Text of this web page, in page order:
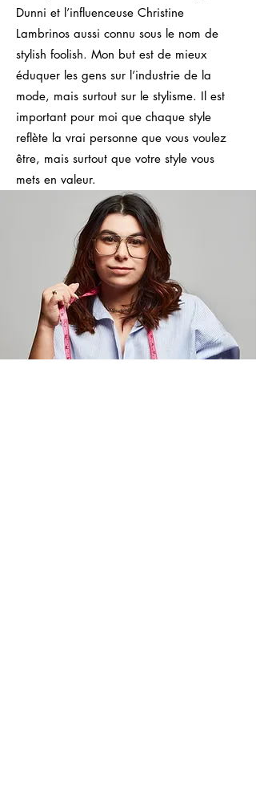
Dunni et l’influenceuse Christine
Lambrinos aussi connu sous le nom de
stylish foolish. Mon but est de mieux
éduquer les gens sur l’industrie de la
mode, mais surtout sur le stylisme. Il est
important pour moi que chaque style
reflète la vrai personne que vous voulez
être, mais surtout que votre style vous
mets en valeur.